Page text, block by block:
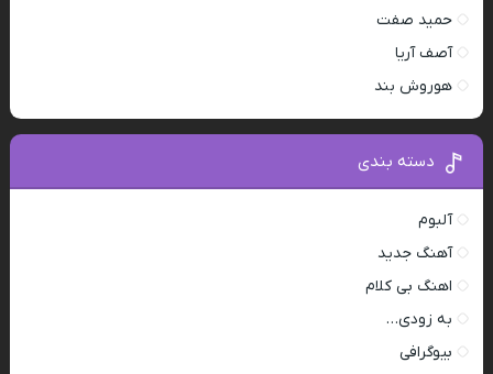
حمید صفت
آصف آریا
هوروش بند
دسته بندی
آلبوم
آهنگ جدید
اهنگ بی کلام
به زودی…
بیوگرافی